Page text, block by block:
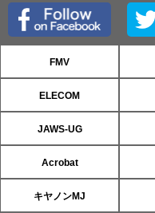
FMV
ELECOM
JAWS-UG
Acrobat
キヤノンMJ